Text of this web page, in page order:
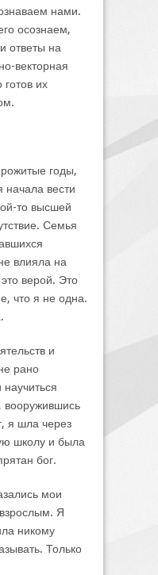
нами.
осознаем,
ответы на
векторная
готов их
годы,
начала вести
то высшей
Семья
влияла на
верой. Это
что я не одна.
и
рано
вооружившись
я шла через
школу и была
бог.
мои
Я
никому
Только